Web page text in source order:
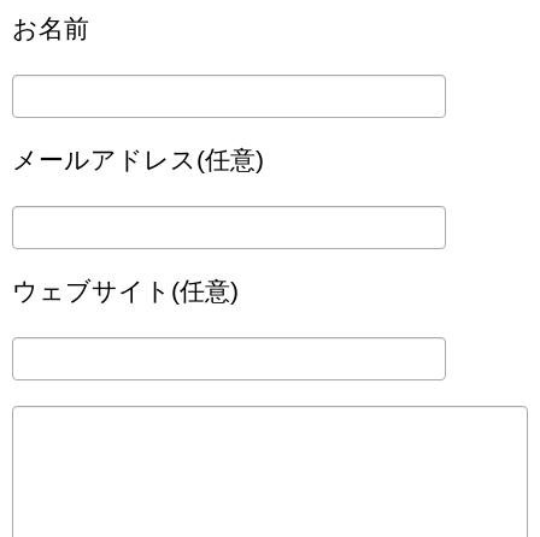
お名前
メールアドレス(任意)
ウェブサイト(任意)